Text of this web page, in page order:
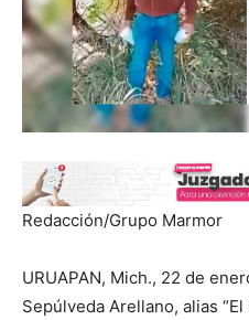
Redacción/Grupo Marmor
URUAPAN, Mich., 22 de
Sepúlveda Arellano, alias